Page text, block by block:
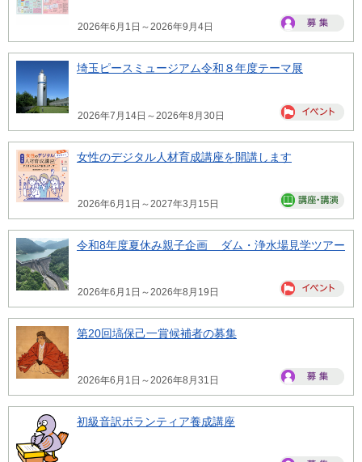
2026年6月1日～2026年9月4日
埼玉ピースミュージアム令和８年度テーマ展
2026年7月14日～2026年8月30日
女性のデジタル人材育成講座を開講します
2026年6月1日～2027年3月15日
令和8年度夏休み親子企画 ダム・浄水場見学ツアー
2026年6月1日～2026年8月19日
第20回塙保己一賞候補者の募集
2026年6月1日～2026年8月31日
初級音訳ボランティア養成講座